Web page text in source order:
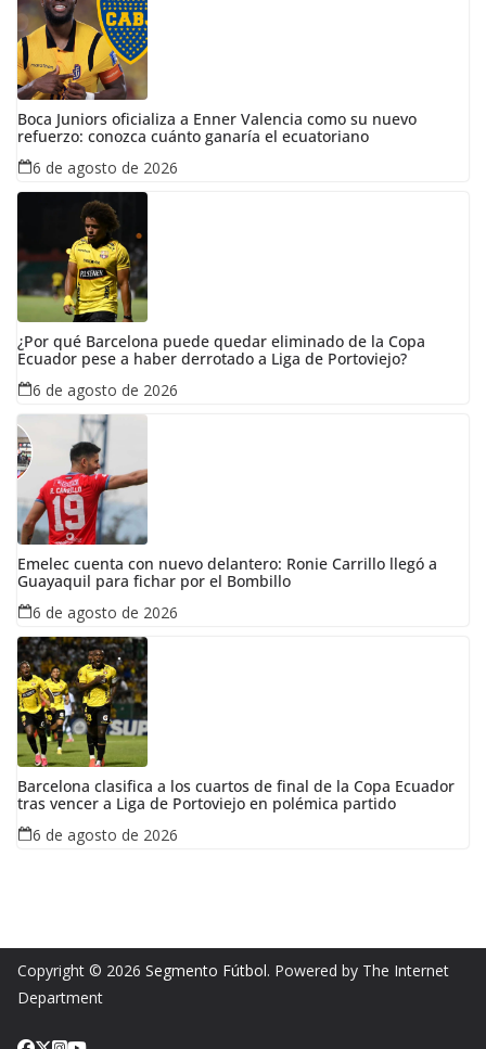
Boca Juniors oficializa a Enner Valencia como su nuevo
refuerzo: conozca cuánto ganaría el ecuatoriano
6 de agosto de 2026
¿Por qué Barcelona puede quedar eliminado de la Copa
Ecuador pese a haber derrotado a Liga de Portoviejo?
6 de agosto de 2026
Emelec cuenta con nuevo delantero: Ronie Carrillo llegó a
Guayaquil para fichar por el Bombillo
6 de agosto de 2026
Barcelona clasifica a los cuartos de final de la Copa Ecuador
tras vencer a Liga de Portoviejo en polémica partido
6 de agosto de 2026
Copyright © 2026 Segmento Fútbol. Powered by The Internet
Department